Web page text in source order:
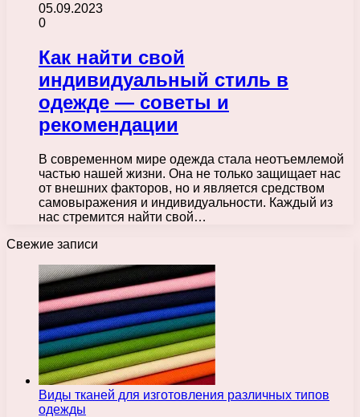
05.09.2023
0
Как найти свой
индивидуальный стиль в
одежде — советы и
рекомендации
В современном мире одежда стала неотъемлемой
частью нашей жизни. Она не только защищает нас
от внешних факторов, но и является средством
самовыражения и индивидуальности. Каждый из
нас стремится найти свой…
Свежие записи
Виды тканей для изготовления различных типов
одежды